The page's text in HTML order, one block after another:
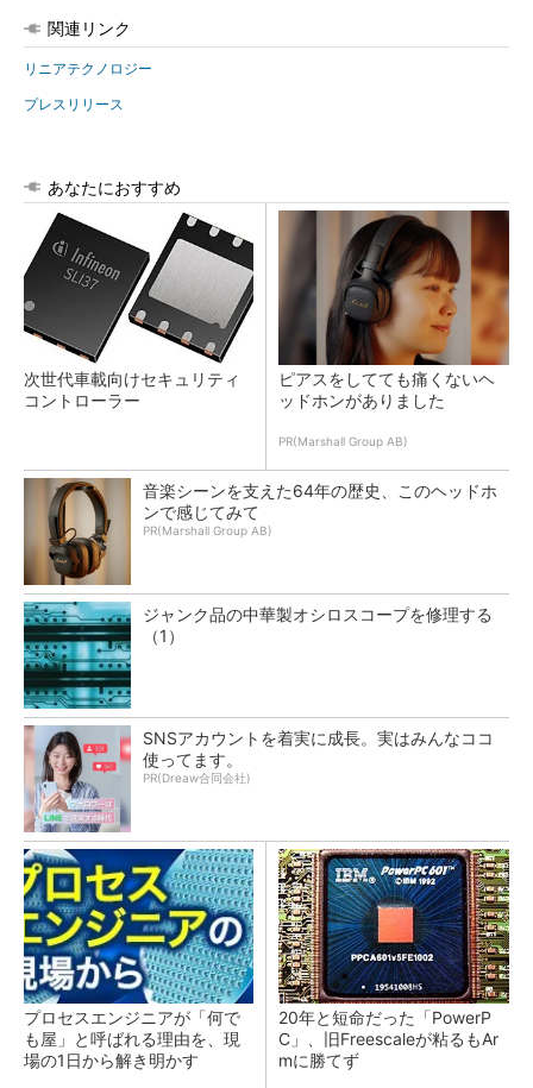
関連リンク
リニアテクノロジー
プレスリリース
あなたにおすすめ
次世代車載向けセキュリティ
コントローラー
ピアスをしてても痛くないヘ
ッドホンがありました
PR(Marshall Group AB)
音楽シーンを支えた64年の歴史、このヘッドホ
ンで感じてみて
PR(Marshall Group AB)
ジャンク品の中華製オシロスコープを修理する
（1）
SNSアカウントを着実に成長。実はみんなココ
使ってます。
PR(Dreaw合同会社)
プロセスエンジニアが「何で
も屋」と呼ばれる理由を、現
場の1日から解き明かす
20年と短命だった「PowerP
C」、旧Freescaleが粘るもAr
mに勝てず